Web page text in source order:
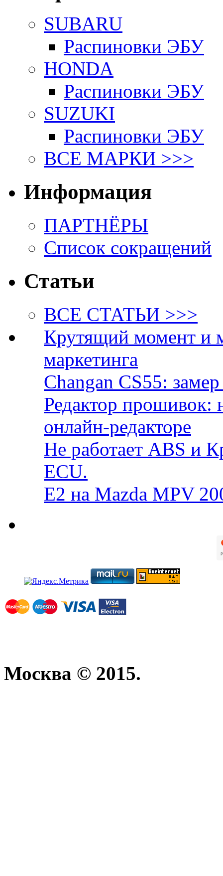
SUBARU
Распиновки ЭБУ
HONDA
Распиновки ЭБУ
SUZUKI
Распиновки ЭБУ
ВСЕ МАРКИ >>>
Информация
ПАРТНЁРЫ
Список сокращений
Статьи
ВСЕ СТАТЬИ >>>
Крутящий момент и
маркетинга
Changan CS55:
Редактор прошивок:
онлайн-редакторе
Не работает ABS и
ECU.
E2 на Mazda MPV
Москва © 2015.